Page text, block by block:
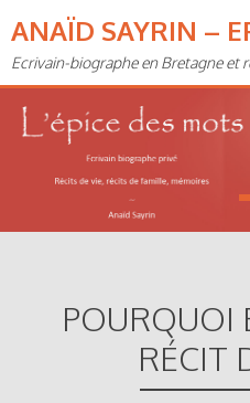
ANAÏD SAYRIN –
Ecrivain-biographe en Bretagne et
POURQUOI
RÉCIT